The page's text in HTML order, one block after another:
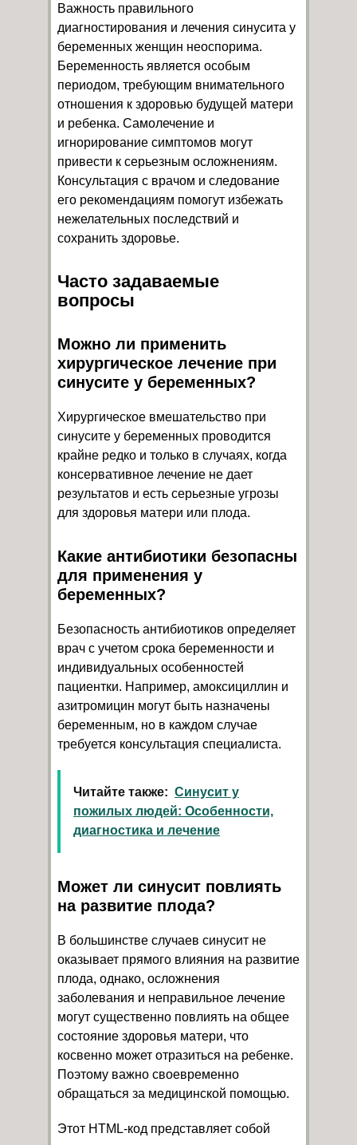
Важность правильного
диагностирования и лечения синусита у
беременных женщин неоспорима.
Беременность является особым
периодом, требующим внимательного
отношения к здоровью будущей матери
и ребенка. Самолечение и
игнорирование симптомов могут
привести к серьезным осложнениям.
Консультация с врачом и следование
его рекомендациям помогут избежать
нежелательных последствий и
сохранить здоровье.
Часто задаваемые
вопросы
Можно ли применить
хирургическое лечение при
синусите у беременных?
Хирургическое вмешательство при
синусите у беременных проводится
крайне редко и только в случаях, когда
консервативное лечение не дает
результатов и есть серьезные угрозы
для здоровья матери или плода.
Какие антибиотики безопасны
для применения у
беременных?
Безопасность антибиотиков определяет
врач с учетом срока беременности и
индивидуальных особенностей
пациентки. Например, амоксициллин и
азитромицин могут быть назначены
беременным, но в каждом случае
требуется консультация специалиста.
Читайте также: Синусит у
пожилых людей: Особенности,
диагностика и лечение
Может ли синусит повлиять
на развитие плода?
В большинстве случаев синусит не
оказывает прямого влияния на развитие
плода, однако, осложнения
заболевания и неправильное лечение
могут существенно повлиять на общее
состояние здоровья матери, что
косвенно может отразиться на ребенке.
Поэтому важно своевременно
обращаться за медицинской помощью.
Этот HTML-код представляет собой